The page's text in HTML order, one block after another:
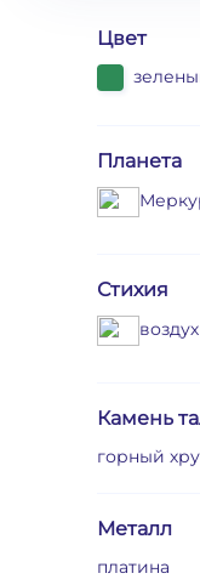
Цвет
Планета
Стихия
воздух
Камень
горный
Металл
платина